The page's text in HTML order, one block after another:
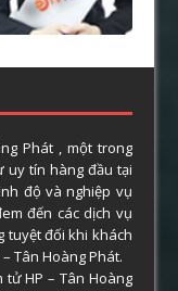
Phát , một trong
uy tín hàng đầu tại
độ và nghiệp vụ
đến các dịch vụ
tuyệt đối khi khách
Tân Hoàng Phát.
tử HP – Tân Hoàng